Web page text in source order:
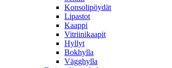
Konsolipöydät
Lipastot
Kaappi
Vitriinikaapit
Hyllyt
Bokhylla
Vägghylla